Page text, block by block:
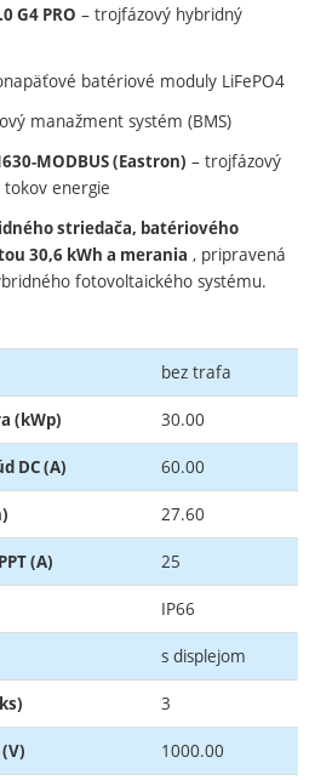
G4 PRO – trojfázový hybridný
batériové moduly LiFePO4
manažment systém (BMS)
MODBUS (Eastron) – trojfázový
energie
striedača, batériového
30,6 kWh a merania , pripravená
fotovoltaického systému.
bez trafa
(kWp) 30.00
DC (A) 60.00
27.60
(A) 25
IP66
s displejom
3
1000.00